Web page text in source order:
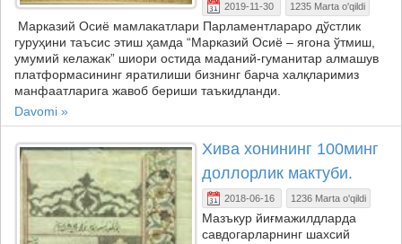
2019-11-30 1235 Marta o'qildi
Марказий Осиё мамлакатлари Парламентлараро дўстлик
гуруҳини таъсис этиш ҳамда “Марказий Осиё – ягона ўтмиш,
умумий келажак” шиори остида маданий-гуманитар алмашув
платформасининг яратилиши бизнинг барча халқларимиз
манфаатларига жавоб бериши таъкидланди.
Davomi »
Хива хонининг 100минг
доллорлик мактуби.
2018-06-16 1236 Marta o'qildi
Мазъкур йиғмажилдларда
савдогарларнинг шахсий